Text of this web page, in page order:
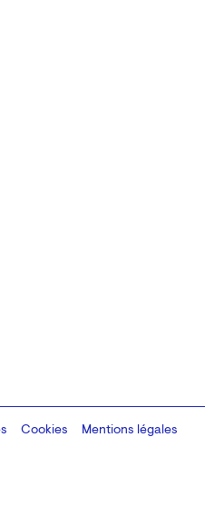
code:8080.studio
Cookies Mentions légales